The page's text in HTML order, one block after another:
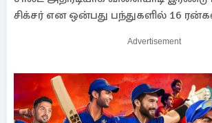
சிக்சர் என ஒன்பது பந்துகளில் 16
Advertisement